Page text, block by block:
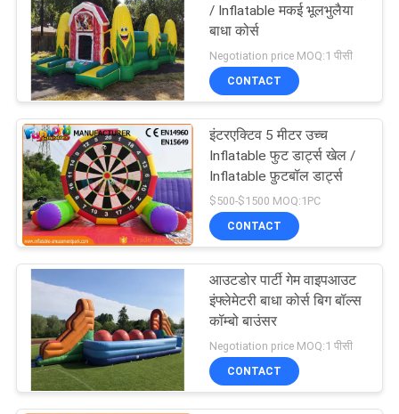
/ Inflatable मकई भूलभुलैया
बाधा कोर्स
Negotiation price MOQ:1 पीसी
CONTACT
इंटरएक्टिव 5 मीटर उच्च
Inflatable फुट डार्ट्स खेल /
Inflatable फ़ुटबॉल डार्ट्स
$500-$1500 MOQ:1PC
CONTACT
आउटडोर पार्टी गेम वाइपआउट
इंफ्लेमेटरी बाधा कोर्स बिग बॉल्स
कॉम्बो बाउंसर
Negotiation price MOQ:1 पीसी
CONTACT